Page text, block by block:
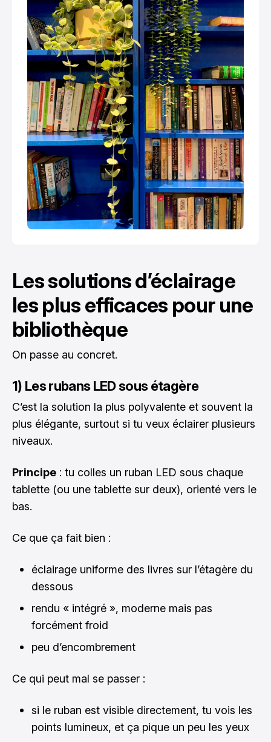
Les solutions d’éclairage
les plus efficaces pour une
bibliothèque
On passe au concret.
1) Les rubans LED sous étagère
C’est la solution la plus polyvalente et souvent la
plus élégante, surtout si tu veux éclairer plusieurs
niveaux.
Principe : tu colles un ruban LED sous chaque
tablette (ou une tablette sur deux), orienté vers le
bas.
Ce que ça fait bien :
éclairage uniforme des livres sur l’étagère du
dessous
rendu « intégré », moderne mais pas
forcément froid
peu d’encombrement
Ce qui peut mal se passer :
si le ruban est visible directement, tu vois les
points lumineux, et ça pique un peu les yeux